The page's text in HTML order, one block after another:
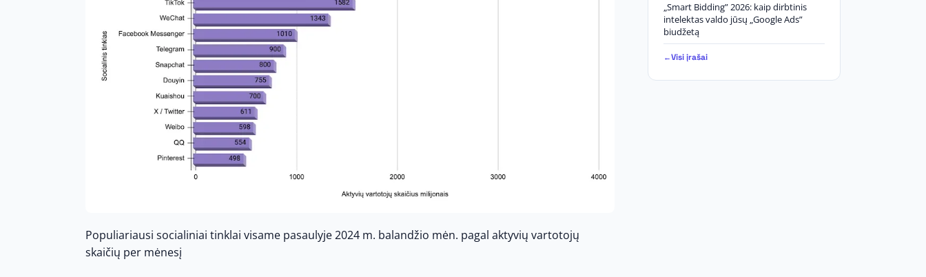
Populiariausi socialiniai tinklai visame pasaulyje 2024 m. balandžio mėn. pagal aktyvių vartotojų
skaičių per mėnesį
„Smart Bidding” 2026: kaip dirbtinis
intelektas valdo jūsų „Google Ads”
biudžetą
Visi įrašai